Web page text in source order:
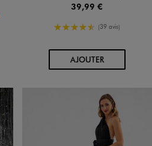
39,99 €
4.5/5 de moyenne
(39 avis)
AJOUTERAU PANIER